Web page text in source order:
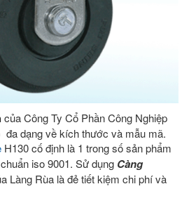
của Công Ty Cổ Phần Công Nghiệp
đa dạng về kích thước và mẫu mã.
H130 cố định là 1 trong số sản phẩm
iso 9001. Sử dụng Càng
Làng Rùa là đẻ tiết kiệm chi phí và